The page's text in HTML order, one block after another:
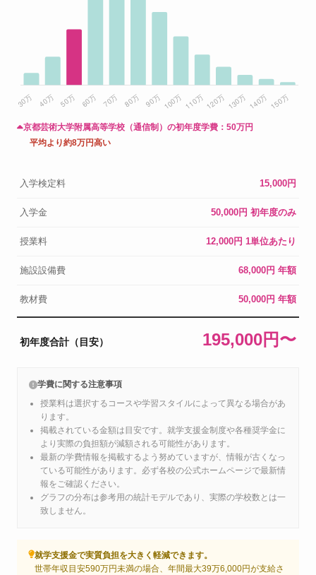
京都芸術大学附属高等学校（通信制）の初年度学費： 50万円
平均より約8万円高い
入学検定料 15,000円
入学金 50,000円 初年度のみ
授業料 12,000円 1単位あたり
施設設備費 68,000円 年額
教材費 50,000円 年額
初年度合計（目安） 195,000円〜
学費に関する注意事項
授業料は選択するコースや学習スタイルによって異なる場合があ
ります。
掲載されている金額は目安です。就学支援金制度や各種奨学金に
より実際の負担額が減額される可能性があります。
最新の学費情報を掲載するよう努めていますが、情報が古くなっ
ている可能性があります。必ず各校の公式ホームページで最新情
報をご確認ください。
グラフの分布は参考用の統計モデルであり、実際の学校数とは一
致しません。
就学支援金で実質負担を大きく軽減できます。
世帯年収目安590万円未満の場合、年間最大39万6,000円が支給さ